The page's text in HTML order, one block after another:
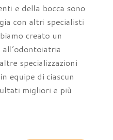
e della bocca sono
con altri specialisti
creato un
specializzazioni
equipe di ciascun
migliori e più